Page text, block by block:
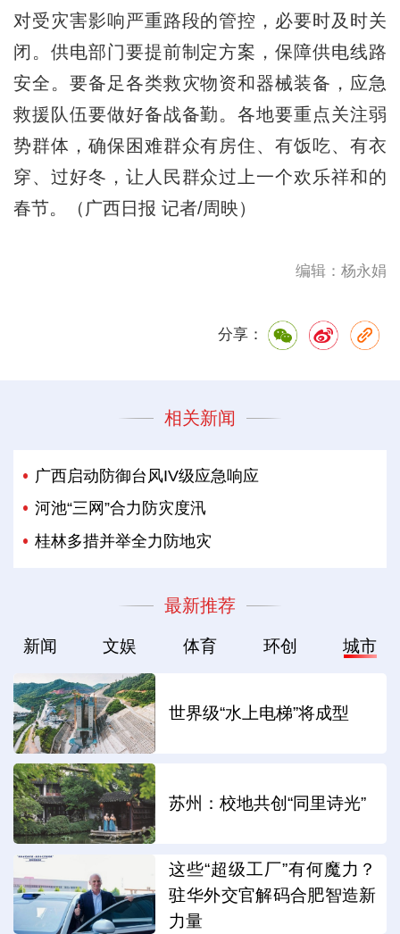
对受灾害影响严重路段的管控，必要时及时关
闭。供电部门要提前制定方案，保障供电线路
安全。要备足各类救灾物资和器械装备，应急
救援队伍要做好备战备勤。各地要重点关注弱
势群体，确保困难群众有房住、有饭吃、有衣
穿、过好冬，让人民群众过上一个欢乐祥和的
春节。（广西日报 记者/周映）
编辑：杨永娟
分享：
相关新闻
广西启动防御台风IV级应急响应
河池“三网”合力防灾度汛
桂林多措并举全力防地灾
最新推荐
新闻 文娱 体育 环创 城市
世界级“水上电梯”将成型
苏州：校地共创“同里诗光”
这些“超级工厂”有何魔力？
驻华外交官解码合肥智造新
力量